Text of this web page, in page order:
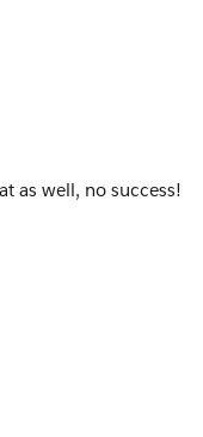
as well, no success!